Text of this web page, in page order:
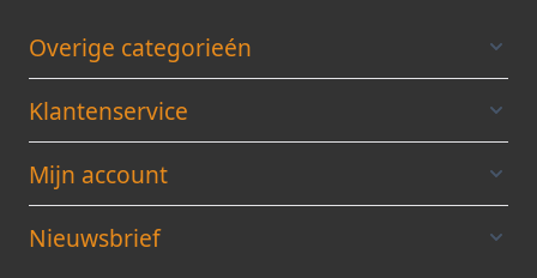
Overige categorieén
Klantenservice
Mijn account
Nieuwsbrief